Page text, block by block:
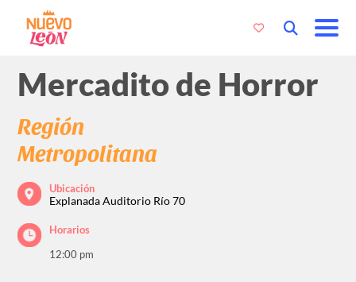
Mercadito de Horror
Región
Metropolitana
Ubicación
Explanada Auditorio Río 70
Horarios
12:00 pm